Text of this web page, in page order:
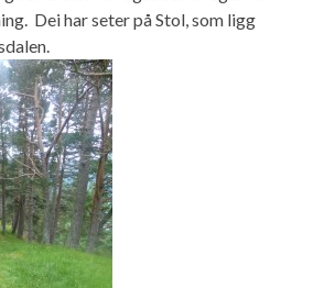
Dei har seter på Stol, som ligg